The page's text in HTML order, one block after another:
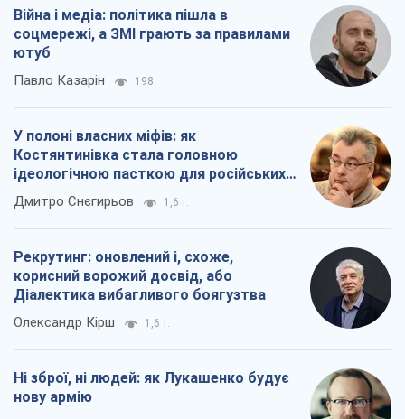
Війна і медіа: політика пішла в
соцмережі, а ЗМІ грають за правилами
ютуб
Павло Казарін 198
У полоні власних міфів: як
Костянтинівка стала головною
ідеологічною пасткою для російських
окупантів
Дмитро Снєгирьов 1,6 т.
Рекрутинг: оновлений і, схоже,
корисний ворожий досвід, або
Діалектика вибагливого боягузтва
Олександр Кірш 1,6 т.
Ні зброї, ні людей: як Лукашенко будує
нову армію